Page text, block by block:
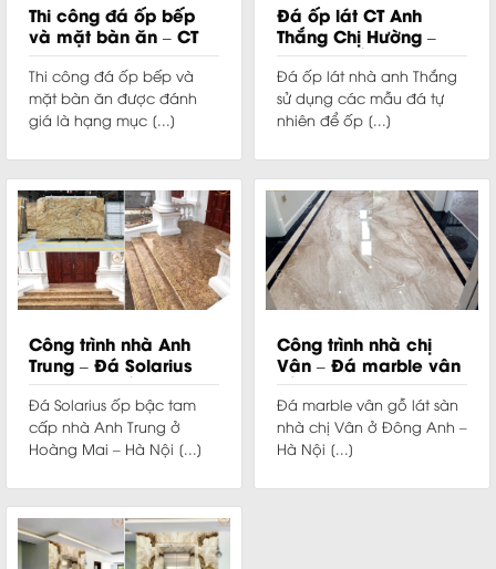
Thi công đá ốp bếp
và mặt bàn ăn – CT
KĐT Việt Hưng
Thi công đá ốp bếp và
mặt bàn ăn được đánh
giá là hạng mục [...]
Đá ốp lát CT Anh
Thắng Chị Hường –
Thạch Thất, Hà Nội
Đá ốp lát nhà anh Thắng
sử dụng các mẫu đá tự
nhiên để ốp [...]
Công trình nhà Anh
Trung – Đá Solarius
bậc tam cấp
Đá Solarius ốp bậc tam
cấp nhà Anh Trung ở
Hoàng Mai – Hà Nội [...]
Công trình nhà chị
Vân – Đá marble vân
gỗ lát sàn
Đá marble vân gỗ lát sàn
nhà chị Vân ở Đông Anh –
Hà Nội [...]